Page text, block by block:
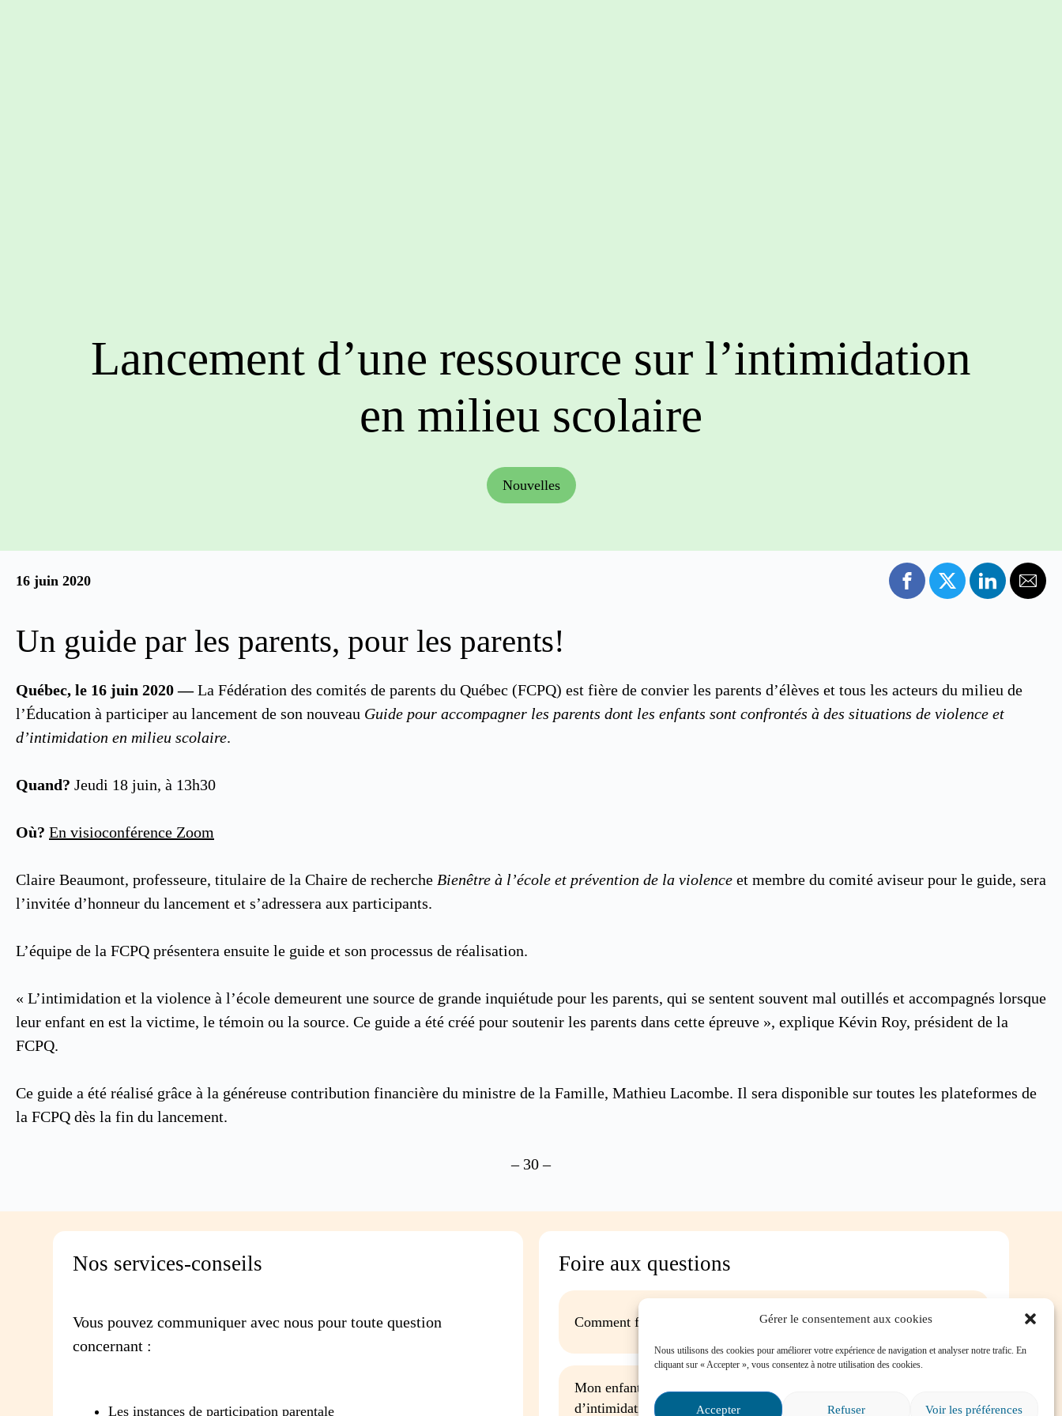
Gérer le consentement aux cookies
Nous utilisons des cookies pour améliorer votre expérience de navigation et analyser notre trafic. En
cliquant sur « Accepter », vous consentez à notre utilisation des cookies.
Accepter Refuser Voir les préférences
Lancement d’une ressource sur l’intimidation
en milieu scolaire
Nouvelles
16 juin 2020
Un guide par les parents, pour les parents!
Québec, le 16 juin 2020—La Fédération des comités de parents du Québec (FCPQ) est fière de convier les parents d’élèves et tous les acteurs du milieu de
l’Éducation à participer au lancement de son nouveau Guide pour accompagner les parents dont les enfants sont confrontés à des situations de violence et
d’intimidation en milieu scolaire.
Quand? Jeudi 18 juin, à 13h30
Où? En visioconférence Zoom
Claire Beaumont, professeure, titulaire de la Chaire de recherche Bienêtre à l’école et prévention de la violence et membre du comité aviseur pour le guide, sera
l’invitée d’honneur du lancement et s’adressera aux participants.
L’équipe de la FCPQ présentera ensuite le guide et son processus de réalisation.
« L’intimidation et la violence à l’école demeurent une source de grande inquiétude pour les parents, qui se sentent souvent mal outillés et accompagnés lorsque
leur enfant en est la victime, le témoin ou la source. Ce guide a été créé pour soutenir les parents dans cette épreuve », explique Kévin Roy, président de la
FCPQ.
Ce guide a été réalisé grâce à la généreuse contribution financière du ministre de la Famille, Mathieu Lacombe. Il sera disponible sur toutes les plateformes de
la FCPQ dès la fin du lancement.
– 30 –
Nos services-conseils
Vous pouvez communiquer avec nous pour toute question
concernant :
Les instances de participation parentale
Foire aux questions
Comment favoriser la persévérance scolaire?
Mon enfant est impliqué dans une situation
d’intimidation à l’école, où puis-je trouver de